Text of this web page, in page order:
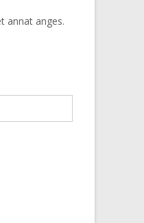
annat anges.